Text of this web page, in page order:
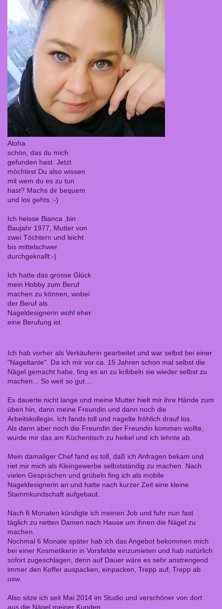
Aloha
schön, das du mich
gefunden hast. Jetzt
möchtest Du also wissen
mit wem du es zu tun
hast? Machs dir bequem
und los gehts :-)
Ich heisse Bianca ,bin
Baujahr 1977, Mutter von
zwei Töchtern und leicht
bis mittelschwer
durchgeknallt:-)
Ich hatte das grosse Glück
mein Hobby zum Beruf
machen zu können, wobei
der Beruf als
Nageldesignerin wohl eher
eine Berufung ist.
Ich hab vorher als Verkäuferin gearbeitet und war selbst bei einer
"Nageltante". Da ich mir vor ca. 15 Jahren schon mal selbst die
Nägel gemacht habe, fing es an zu kribbeln sie wieder selbst zu
machen... So weit so gut...
Es dauerte nicht lange und meine Mutter hielt mir ihre Hände zum
üben hin, dann meine Freundin und dann noch die
Arbeitskollegin. Ich fands toll und nagelte fröhlich drauf los.
Als dann aber noch die Freundin der Freundin kommen wollte,
wurde mir das am Küchentisch zu heikel und ich lehnte ab.
Mein damaliger Chef fand es toll, daß ich Anfragen bekam und
riet mir mich als Kleingewerbe selbstständig zu machen. Nach
vielen Gesprächen und grübeln fing ich als mobile
Nageldesignerin an und hatte nach kurzer Zeit eine kleine
Stammkundschaft aufgebaut.
Nach 6 Monaten kündigte ich meinen Job und fuhr nun fast
täglich zu netten Damen nach Hause um ihnen die Nägel zu
machen.
Nochmal 6 Monate später hab ich das Angebot bekommen mich
bei einer Kosmetikerin in Vorsfelde einzumieten und hab natürlich
sofort zugeschlagen, denn auf Dauer wäre es sehr anstrengend
immer den Koffer auspacken, einpacken, Trepp auf, Trepp ab
usw.
Also sitze ich seit Mai 2014 im Studio und verschöner von dort
aus die Nägel meiner Kunden.